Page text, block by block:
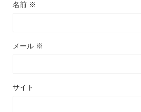
名前 ※
メール ※
サイト